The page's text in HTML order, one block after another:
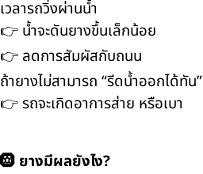
เวลารถวิ่งผ่านน้ำ
👉 น้ำจะดันยางขึ้นเล็กน้อย
👉 ลดการสัมผัสกับถนน
ถ้ายางไม่สามารถ “รีดน้ำออกได้ทัน”
👉 รถจะเกิดอาการส่าย หรือเบา
🛞 ยางมีผลยังไง?